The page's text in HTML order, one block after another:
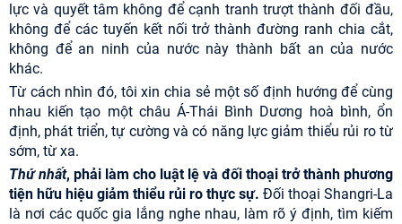
lực và quyết tâm không để cạnh tranh trượt thành đối đầu,
không để các tuyến kết nối trở thành đường ranh chia cắt,
không để an ninh của nước này thành bất an của nước
khác.
Từ cách nhìn đó, tôi xin chia sẻ một số định hướng để cùng
nhau kiến tạo một châu Á-Thái Bình Dương hoà bình, ổn
định, phát triển, tự cường và có năng lực giảm thiểu rủi ro từ
sớm, từ xa.
Thứ nhất, phải làm cho luật lệ và đối thoại trở thành phương
tiện hữu hiệu giảm thiểu rủi ro thực sự. Đối thoại Shangri-La
là nơi các quốc gia lắng nghe nhau, làm rõ ý định, tìm kiếm